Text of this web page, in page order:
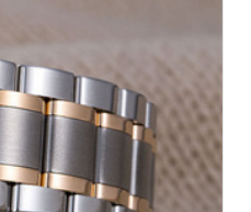
约）
预约）
预约）
广场）10层13室（需提前预约
（需提前预约）